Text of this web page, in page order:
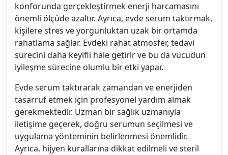
konforunda gerçekleştirmek enerji harcamasını
önemli ölçüde azaltır. Ayrıca, evde serum taktırmak,
kişilere stres ve yorgunluktan uzak bir ortamda
rahatlama sağlar. Evdeki rahat atmosfer, tedavi
sürecini daha keyifli hale getirir ve bu da vücudun
iyileşme sürecine olumlu bir etki yapar.
Evde serum taktırarak zamandan ve enerjiden
tasarruf etmek için profesyonel yardım almak
gerekmektedir. Uzman bir sağlık uzmanıyla
iletişime geçerek, doğru serumun seçilmesi ve
uygulama yönteminin belirlenmesi önemlidir.
Ayrıca, hijyen kurallarına dikkat edilmeli ve steril